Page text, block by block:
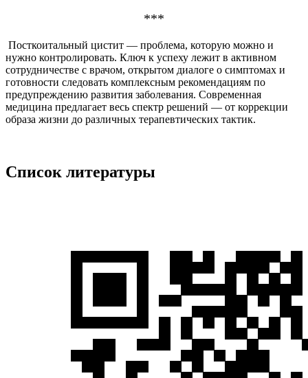
***
Посткоитальный цистит — проблема, которую можно и
нужно контролировать. Ключ к успеху лежит в активном
сотрудничестве с врачом, открытом диалоге о симптомах и
готовности следовать комплексным рекомендациям по
предупреждению развития заболевания. Современная
медицина предлагает весь спектр решений — от коррекции
образа жизни до различных терапевтических тактик.
Список литературы